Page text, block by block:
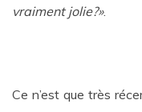
vraiment jolie?».
Ce n’est que très